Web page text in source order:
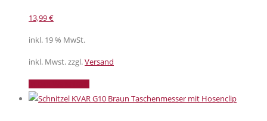
13,99€
inkl. 19 % MwSt.
inkl. Mwst. zzgl.Versand